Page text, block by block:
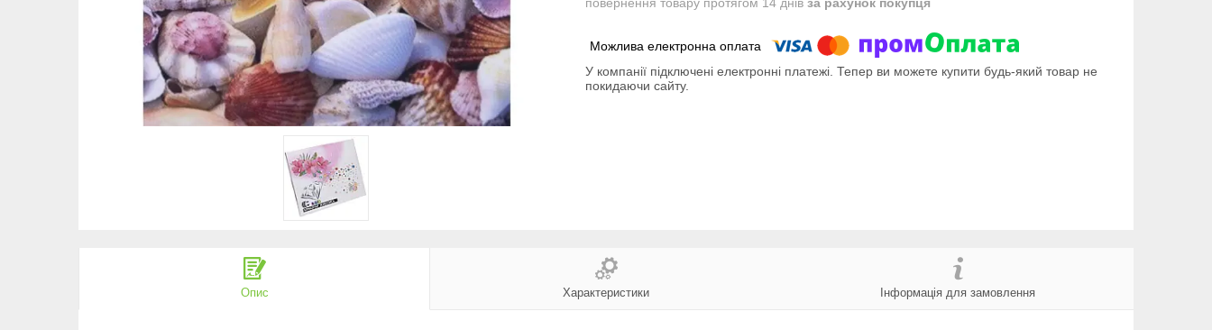
У компанії підключені електронні платежі. Тепер ви можете купити будь-який товар не
покидаючи сайту.
Опис Характеристики Інформація для замовлення